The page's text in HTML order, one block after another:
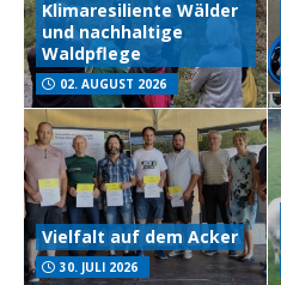
Klimaresiliente Wälder
und nachhaltige
Waldpflege
02. AUGUST 2026
Vielfalt auf dem Acker
30. JULI 2026